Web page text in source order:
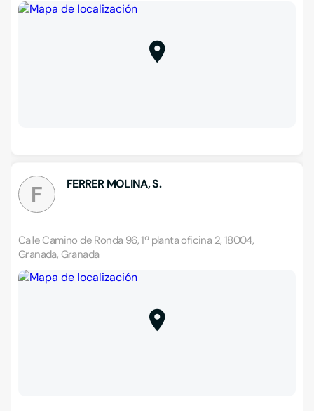
F FERRER MOLINA, S.
Calle Camino de Ronda 96, 1ª planta oficina 2, 18004,
Granada, Granada